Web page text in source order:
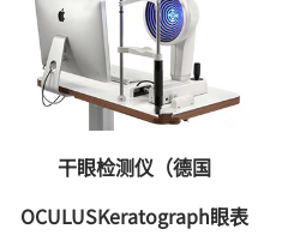
干眼检测仪（德国
OCULUSKeratograph眼表